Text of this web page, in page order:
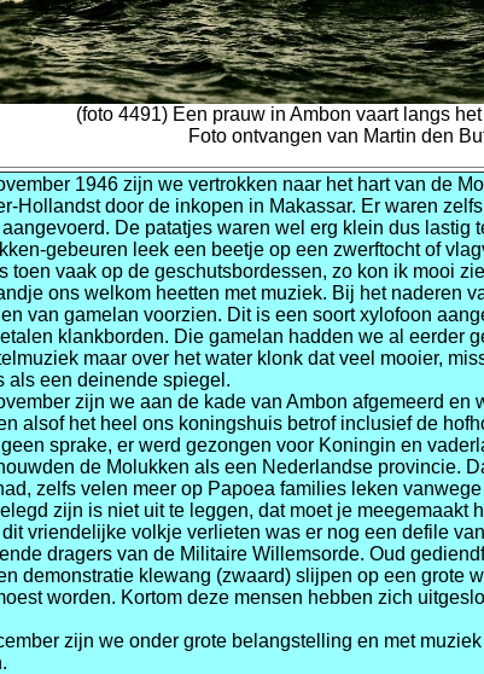
(foto 4491) Een prauw in Ambon vaart langs
Foto ontvangen van Martin den
1946 zijn we vertrokken naar het hart van de
Hollandst door de inkopen in Makassar. Er waren
De patatjes waren wel erg klein dus lastig
gebeuren leek een beetje op een zwerftocht of
toen vaak op de geschutsbordessen, zo kon ik mooi
ons welkom heetten met muziek. Bij het naderen
van gamelan voorzien. Dit is een soort xylofoon
klankborden. Die gamelan hadden we al eerder
maar over het water klonk dat veel mooier,
als een deinende spiegel.
zijn we aan de kade van Ambon afgemeerd en
alsof het heel ons koningshuis betrof inclusief de
sprake, er werd gezongen voor Koningin en
de Molukken als een Nederlandse provincie.
zelfs velen meer op Papoea families leken
zijn is niet uit te leggen, dat moet je meegemaakt
vriendelijke volkje verlieten was er nog een defile
dragers van de Militaire Willemsorde. Oud
demonstratie klewang (zwaard) slijpen op een grote
worden. Kortom deze mensen hebben zich
zijn we onder grote belangstelling en met